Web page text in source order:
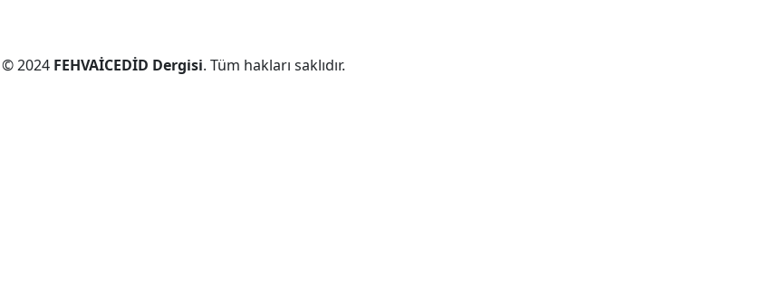
© 2024 FEHVAİCEDİD Dergisi. Tüm hakları saklıdır.